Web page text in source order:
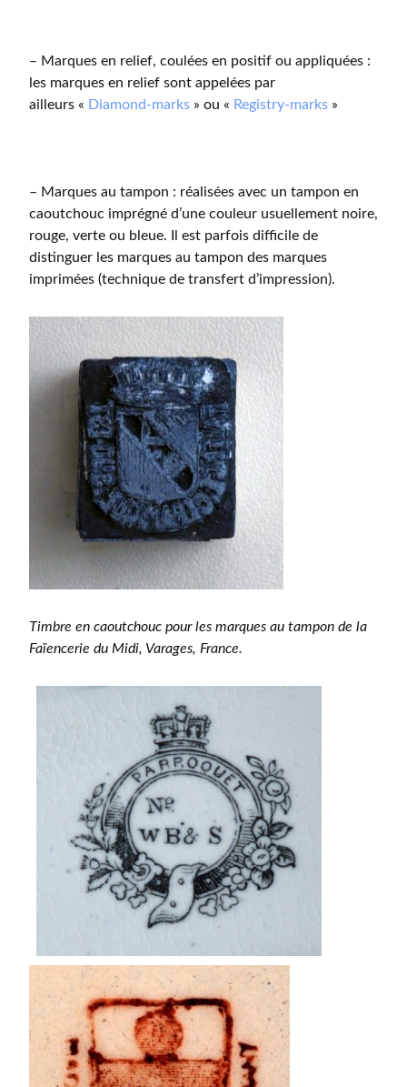
– Marques en relief, coulées en positif ou appliquées :
les marques en relief sont appelées par
ailleurs « Diamond-marks » ou « Registry-marks »
– Marques au tampon : réalisées avec un tampon en
caoutchouc imprégné d’une couleur usuellement noire,
rouge, verte ou bleue. Il est parfois difficile de
distinguer les marques au tampon des marques
imprimées (technique de transfert d’impression).
Timbre en caoutchouc pour les marques au tampon de la
Faïencerie du Midi, Varages, France.